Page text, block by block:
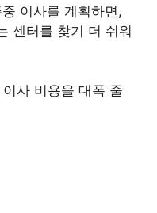
이사를 계획하면,
센터를 찾기 더 쉬워
사 비용을 대폭 줄